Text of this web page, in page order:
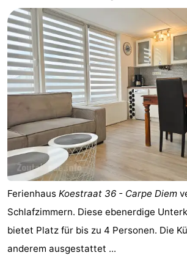
Ferienhaus Koestraat 36 - Carpe Diem
Schlafzimmern. Diese ebenerdige
bietet Platz für bis zu 4 Personen. Die
anderem ausgestattet ...